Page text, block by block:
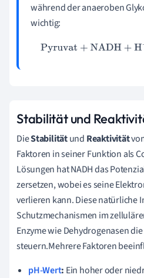
während der anaeroben
wichtig:
Pyruvat+NADH+H
Stabilität und
DieStabilitätund Reaktivität
Faktoren in seiner Funktion als
Lösungen hat NADH das
zersetzen, wobei es seine
verlieren kann. Diese natürliche
Schutzmechanismen im
Enzyme wie Dehydrogenasen
steuern.Mehrere Faktoren
pH-Wert: Ein hoher oder